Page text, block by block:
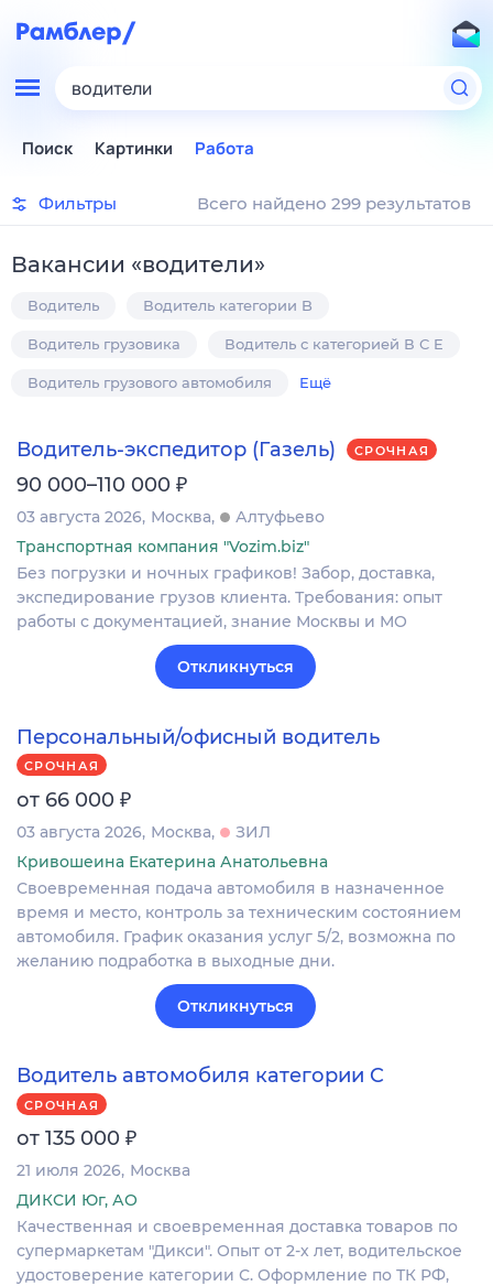
водители
Поиск Картинки Работа
Фильтры Всего найдено 299 результатов
Вакансии «водители»
Водитель Водитель категории B
Водитель грузовика Водитель с категорией В С E
Водитель грузового автомобиля Ещё
Водитель-экспедитор (Газель) СРОЧНАЯ
90 000–110 000 ₽
03 августа 2026 Москва
Алтуфьево
Транспортная компания "Vozim.biz"
Без погрузки и ночных графиков! Забор, доставка,
экспедирование грузов клиента. Требования: опыт
работы с документацией, знание Москвы и МО
Откликнуться
Персональный/офисный водитель
СРОЧНАЯ
от 66 000 ₽
03 августа 2026 Москва
ЗИЛ
Кривошеина Екатерина Анатольевна
Своевременная подача автомобиля в назначенное
время и место, контроль за техническим состоянием
автомобиля. График оказания услуг 5/2, возможна по
желанию подработка в выходные дни.
Откликнуться
Водитель автомобиля категории C
СРОЧНАЯ
от 135 000 ₽
21 июля 2026 Москва
ДИКСИ Юг, АО
Качественная и своевременная доставка товаров по
супермаркетам "Дикси". Опыт от 2-х лет, водительское
удостоверение категории С. Оформление по ТК РФ,